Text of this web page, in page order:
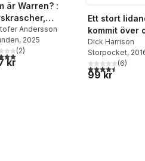
är Warren? :
och
Andersson
, 2025
5 stjärnor. Totalt antal röster:
(2)
kr
Ett stort
kommit över
historien om
trettioåriga
Dick Harrison
Storpocket,
4,5utav 5(6)
99 kr